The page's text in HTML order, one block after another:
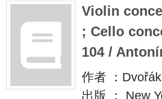
Violin
; Cello
104 /
作者 ：
出版 ： New